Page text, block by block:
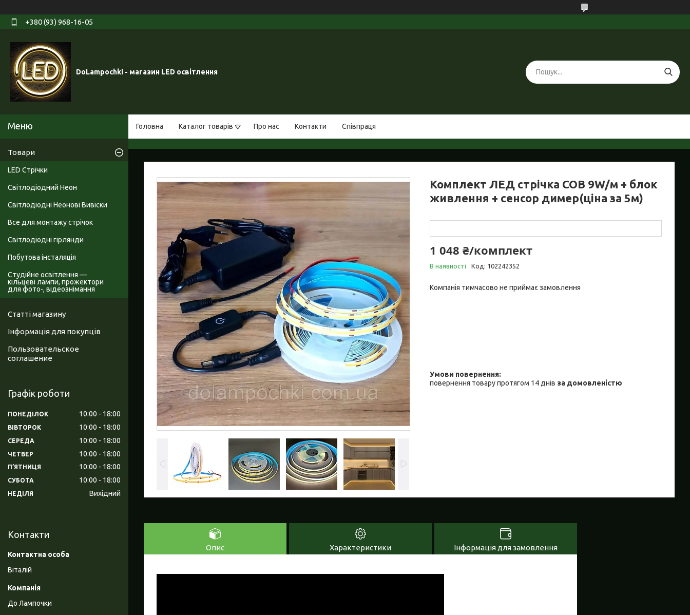
+380 (93) 968-16-05
DoLampochki - магазин LED освітлення
Головна Каталог товарів Про нас Контакти Співпраця
Комплект ЛЕД стрічка СОВ 9W/м + блок
живлення + сенсор димер(ціна за 5м)
1 048 ₴/комплект
В наявності Код: 102242352
Компанія тимчасово не приймає замовлення
повернення товару протягом 14 днів за домовленістю
Опис Характеристики Інформація для замовлення
Товари
LED Стрічки
Світлодіодний Неон
Світлодіодні Неонові Вивіски
Все для монтажу стрічок
Світлодіодні гірлянди
Побутова інсталяція
Студійне освітлення —
кільцеві лампи, прожектори
для фото-, відеознімання
Статті магазину
Інформація для покупців
Пользовательское
соглашение
Графік роботи
ПОНЕДІЛОК 10:00 18:00
ВІВТОРОК 10:00 18:00
СЕРЕДА 10:00 18:00
ЧЕТВЕР 10:00 18:00
ПʼЯТНИЦЯ 10:00 18:00
СУБОТА 10:00 18:00
НЕДІЛЯ Вихідний
Контакти
Віталій
До Лампочки